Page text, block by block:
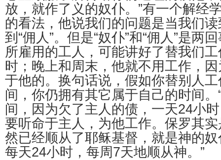
放，就作了义的奴仆。”有一个解经
的看法，他说我们的问题是当我们读
到“佣人”。但是“奴仆”和“佣人”是两
所雇用的工人，可能讲好了替我们
时；晚上和周末，他就不用工作，
于他的。换句话说，假如你替别人
间，你仍拥有其它属于自己的时间。
间，因为欠了主人的债，一天24小
要听命于主人，为他工作。保罗其
然已经顺从了耶稣基督，就是神的
每天24小时，每周7天地顺从神。”